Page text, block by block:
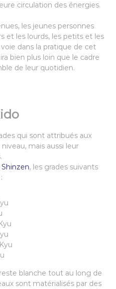
circulation des énergies.
les jeunes personnes
et les lourds, les petits et les
dans la pratique de cet
bien plus loin que le cadre
de leur quotidien.
qui sont attribués aux
mais aussi leur
, les grades suivants
blanche tout au long de
sont matérialisés par des